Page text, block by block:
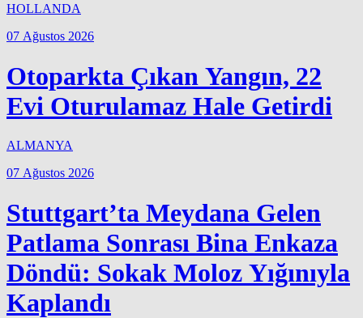
HOLLANDA
07 Ağustos 2026
Otoparkta Çıkan Yangın, 22
Evi Oturulamaz Hale Getirdi
ALMANYA
07 Ağustos 2026
Stuttgart’ta Meydana Gelen
Patlama Sonrası Bina Enkaza
Döndü: Sokak Moloz Yığınıyla
Kaplandı